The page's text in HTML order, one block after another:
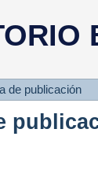
de publicación